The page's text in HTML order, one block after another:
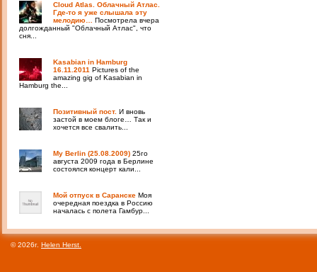
Cloud Atlas. Облачный Атлас.
Где-то я уже слышала эту
мелодию…
Посмотрела вчера
долгожданный "Облачный Атлас", что
сня...
Kasabian in Hamburg
16.11.2011 Pictures of the
amazing gig of Kasabian in
Hamburg the...
Позитивный пост. И вновь
застой в моем блоге… Так и
хочется все свалить...
My Berlin (25.08.2009) 25го
августа 2009 года в Берлине
состоялся концерт кали...
Мой отпуск в Саранске Моя
очередная поездка в Россию
началась с полета Гамбур...
© 2026г. Helen Herst.